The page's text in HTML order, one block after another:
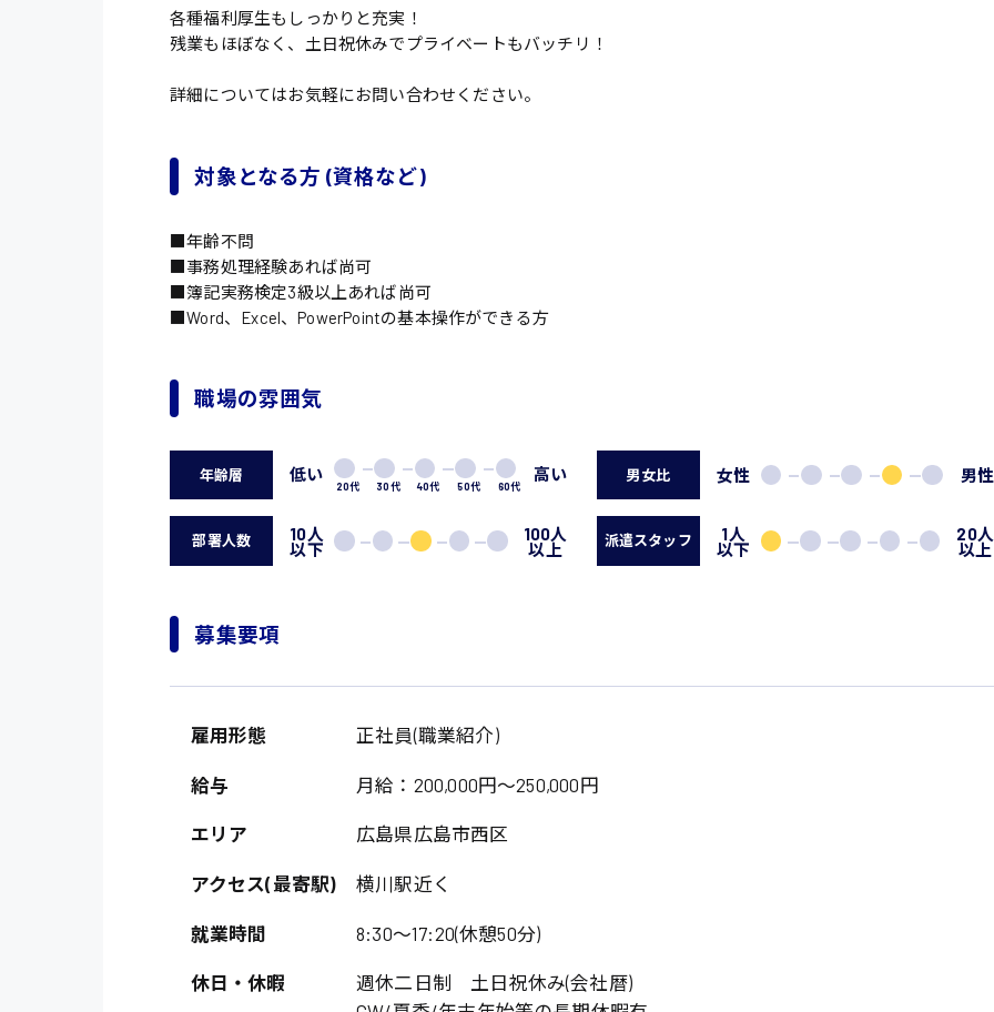
各種福利厚生もしっかりと充実！
残業もほぼなく、土日祝休みでプライベートもバッチリ！
詳細についてはお気軽にお問い合わせください。
対象となる方 (資格など)
■年齢不問
■事務処理経験あれば尚可
■簿記実務検定3級以上あれば尚可
■Word、Excel、PowerPointの基本操作ができる方
職場の雰囲気
年齢層 低い
20代 30代 40代 50代 60代
高い 男女比 女性 男性
部署人数 10人
以下
100人
以上 派遣スタッフ 1人
以下
20人
以上
募集要項
雇用形態 正社員(職業紹介)
給与 月給：200,000円～250,000円
エリア 広島県広島市西区
アクセス(最寄駅) 横川駅近く
就業時間 8:30〜17:20(休憩50分)
休日・休暇
週休二日制 土日祝休み(会社暦)